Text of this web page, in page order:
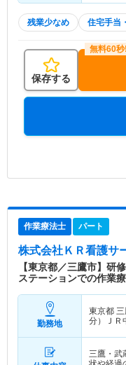
残業少なめ 住宅手当
保存する
作業療法士 パート
株式会社ＫＲ看護サ
【東京都／三鷹市】
ステーションでの作業
勤務地
東京都
分）ＪＲ
三鷹・武